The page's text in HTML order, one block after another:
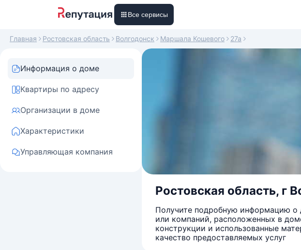
Все сервисы
Главная Ростовская область Волгодонск Маршала Кошевого 27а
Информация о доме
Квартиры по адресу
Организации в доме
Характеристики
Управляющая компания
Ростовская область, г
Получите подробную информацию о
или компаний, расположенных в
конструкции и использованные
качество предоставляемых услуг